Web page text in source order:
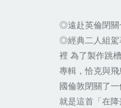
◎遠赴英倫閉關
◎經典二人組駕
裡 為了製作跳
專輯，恰克與
國倫敦閉關了
就是這首「在